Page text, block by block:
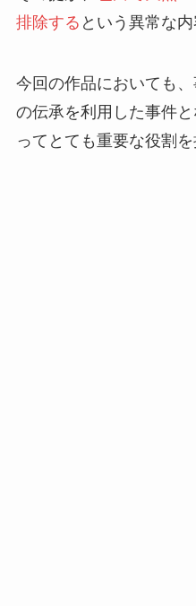
排除する という異常な内
今回の作品においても、
の伝承を利用した事件
ってとても重要な役割を